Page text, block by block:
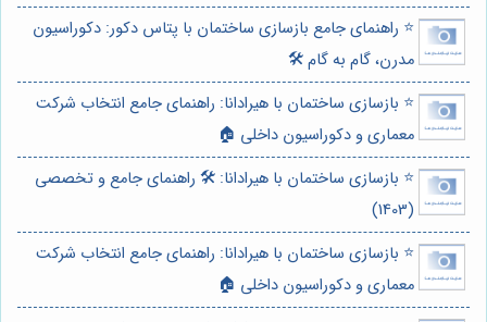
⭐️ راهنمای جامع بازسازی ساختمان با پتاس دکور: دکوراسیون
مدرن، گام به گام 🛠️
⭐️ بازسازی ساختمان با هیرادانا: راهنمای جامع انتخاب شرکت
معماری و دکوراسیون داخلی 🏠
⭐️ بازسازی ساختمان با هیرادانا: 🛠️ راهنمای جامع و تخصصی
(1403)
⭐️ بازسازی ساختمان با هیرادانا: راهنمای جامع انتخاب شرکت
معماری و دکوراسیون داخلی 🏠